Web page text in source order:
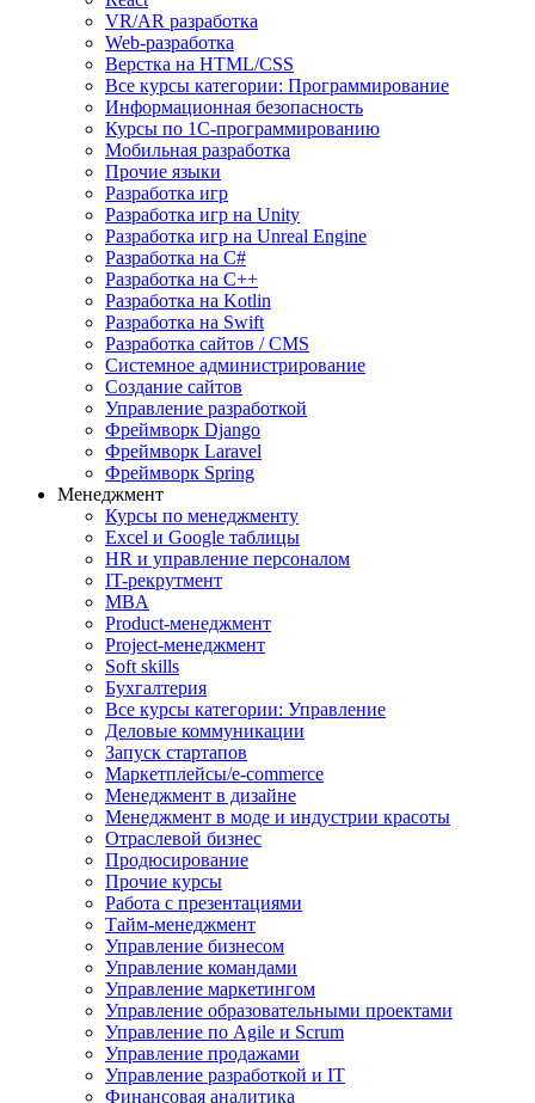
VR/AR разработка
Web-разработка
Верстка на HTML/CSS
Все курсы категории: Программирование
Информационная безопасность
Курсы по 1С-программированию
Мобильная разработка
Прочие языки
Разработка игр
Разработка игр на Unity
Разработка игр на Unreal Engine
Разработка на C#
Разработка на C++
Разработка на Kotlin
Разработка на Swift
Разработка сайтов / CMS
Системное администрирование
Создание сайтов
Управление разработкой
Фреймворк Django
Фреймворк Laravel
Фреймворк Spring
Менеджмент
Курсы по менеджменту
Excel и Google таблицы
HR и управление персоналом
IT-рекрутмент
MBA
Product-менеджмент
Project-менеджмент
Soft skills
Бухгалтерия
Все курсы категории: Управление
Деловые коммуникации
Запуск стартапов
Маркетплейсы/e-commerce
Менеджмент в дизайне
Менеджмент в моде и индустрии красоты
Отраслевой бизнес
Продюсирование
Прочие курсы
Работа с презентациями
Тайм-менеджмент
Управление бизнесом
Управление командами
Управление маркетингом
Управление образовательными проектами
Управление по Agile и Scrum
Управление продажами
Управление разработкой и IT
Финансовая аналитика